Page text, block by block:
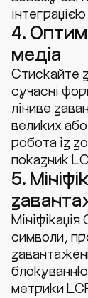
4.
медіа
Стискайте
сучасні
ліниве
великих
робота із
показник
5.
символи,
метрики